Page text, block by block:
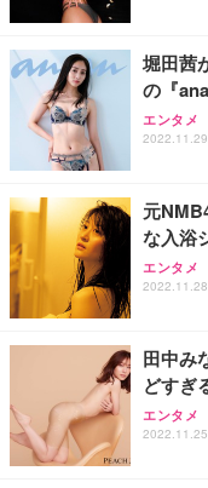
堀田茜
の『
エンタメ
元
な入浴
エンタメ
田中み
どすぎ
エンタメ